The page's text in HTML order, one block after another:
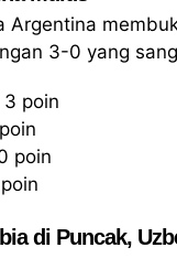
Argentina
3-0 yang
poin
poin
di Puncak,